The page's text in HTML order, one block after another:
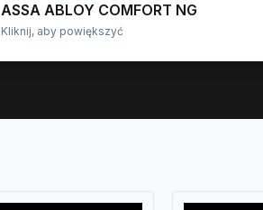
ASSA ABLOY COMFORT NG
Kliknij, aby powiększyć